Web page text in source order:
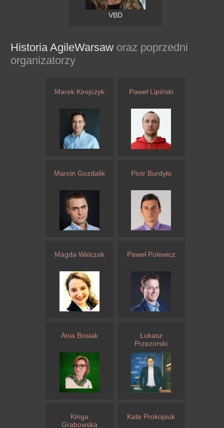
VBD
Historia AgileWarsaw oraz poprzedni
organizatorzy
Marek Kirejczyk Paweł Lipiński
Marcin Gozdalik Piotr Burdyło
Magda Walczak Paweł Polewicz
Ania Bosiak
Łukasz
Przezorski
Kinga
Grabowska
Kate Prokopiuk